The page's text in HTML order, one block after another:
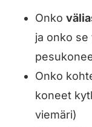
Onko
ja onko se
Onko
koneet
viemäri)